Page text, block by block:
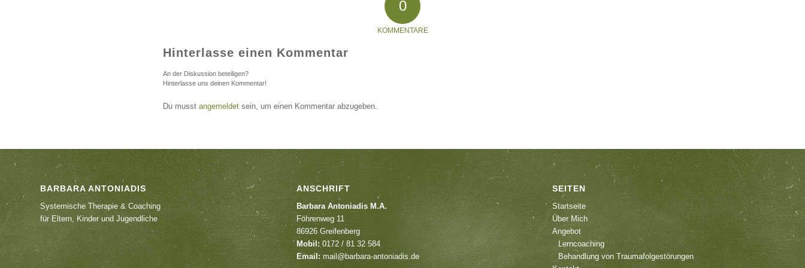
0
KOMMENTARE
Hinterlasse einen Kommentar
An der Diskussion beteiligen?
Hinterlasse uns deinen Kommentar!
Du musst angemeldet sein, um einen Kommentar abzugeben.
BARBARA ANTONIADIS
Systemische Therapie & Coaching
für Eltern, Kinder und Jugendliche
ANSCHRIFT
Barbara Antoniadis M.A.
Föhrenweg 11
86926 Greifenberg
Mobil:0172 / 81 32 584
Email: mail@barbara-antoniadis.de
SEITEN
Startseite
Über Mich
Angebot
Lerncoaching
Behandlung von Traumafolgestörungen